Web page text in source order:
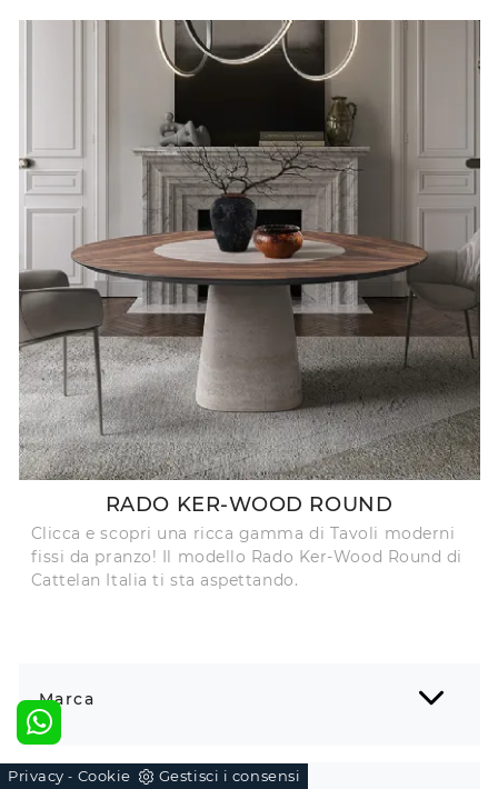
Marca
RADO KER-WOOD ROUND
Clicca e scopri una ricca gamma di Tavoli moderni
fissi da pranzo! Il modello Rado Ker-Wood Round di
Cattelan Italia ti sta aspettando.
Privacy - Cookie Gestisci i consensi